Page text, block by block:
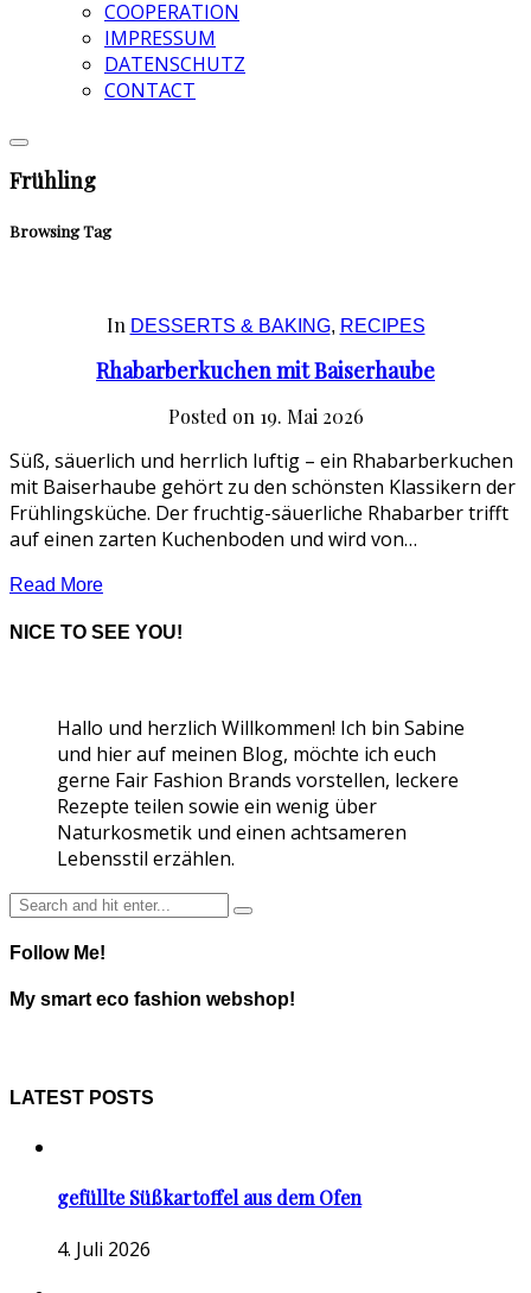
COOPERATION
IMPRESSUM
DATENSCHUTZ
CONTACT
Frühling
Browsing Tag
In DESSERTS & BAKING, RECIPES
Rhabarberkuchen mit Baiserhaube
Posted on 19. Mai 2026
Süß, säuerlich und herrlich luftig – ein Rhabarberkuchen
mit Baiserhaube gehört zu den schönsten Klassikern der
Frühlingsküche. Der fruchtig-säuerliche Rhabarber trifft
auf einen zarten Kuchenboden und wird von…
Read More
NICE TO SEE YOU!
Hallo und herzlich Willkommen! Ich bin Sabine
und hier auf meinen Blog, möchte ich euch
gerne Fair Fashion Brands vorstellen, leckere
Rezepte teilen sowie ein wenig über
Naturkosmetik und einen achtsameren
Lebensstil erzählen.
Follow Me!
My smart eco fashion webshop!
LATEST POSTS
gefüllte Süßkartoffel aus dem Ofen
4. Juli 2026